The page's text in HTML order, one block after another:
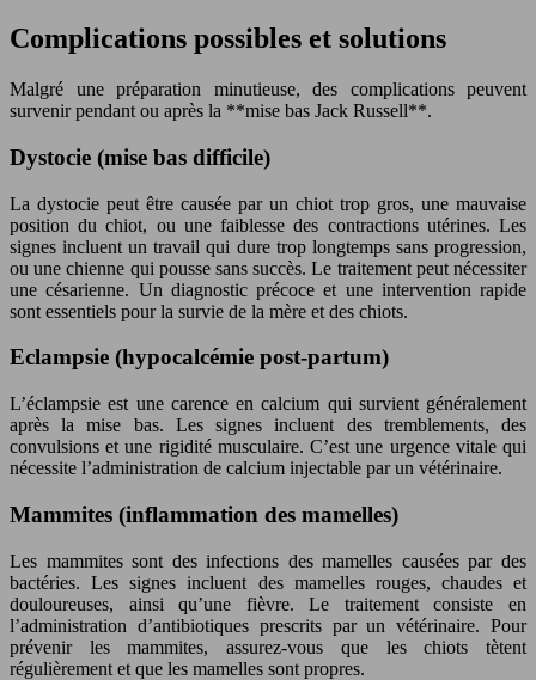
Complications possibles et solutions
Malgré une préparation minutieuse, des complications peuvent
survenir pendant ou après la **mise bas Jack Russell**.
Dystocie (mise bas difficile)
La dystocie peut être causée par un chiot trop gros, une mauvaise
position du chiot, ou une faiblesse des contractions utérines. Les
signes incluent un travail qui dure trop longtemps sans progression,
ou une chienne qui pousse sans succès. Le traitement peut nécessiter
une césarienne. Un diagnostic précoce et une intervention rapide
sont essentiels pour la survie de la mère et des chiots.
Eclampsie (hypocalcémie post-partum)
L’éclampsie est une carence en calcium qui survient généralement
après la mise bas. Les signes incluent des tremblements, des
convulsions et une rigidité musculaire. C’est une urgence vitale qui
nécessite l’administration de calcium injectable par un vétérinaire.
Mammites (inflammation des mamelles)
Les mammites sont des infections des mamelles causées par des
bactéries. Les signes incluent des mamelles rouges, chaudes et
douloureuses, ainsi qu’une fièvre. Le traitement consiste en
l’administration d’antibiotiques prescrits par un vétérinaire. Pour
prévenir les mammites, assurez-vous que les chiots tètent
régulièrement et que les mamelles sont propres.